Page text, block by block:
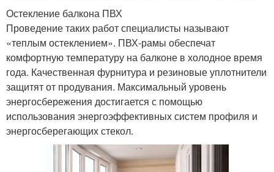
Остекление балкона ПВХ
Проведение таких работ специалисты называют
«теплым остеклением». ПВХ-рамы обеспечат
комфортную температуру на балконе в холодное время
года. Качественная фурнитура и резиновые уплотнители
защитят от продувания. Максимальный уровень
энергосбережения достигается с помощью
использования энергоэффективных систем профиля и
энергосберегающих стекол.